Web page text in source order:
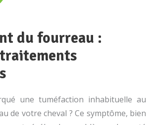
du fourreau :
une tuméfaction inhabituelle au
de votre cheval ? Ce symptôme, bien